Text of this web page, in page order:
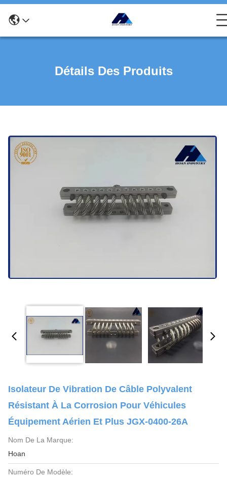
Détails Des Produits
Isolateur De Vibration De Câble Polyvalent
Résistant À La Corrosion Pour Véhicules
Équipement Aérien Et Plus JGX-0400-26A
Nom De La Marque:
Hoan
Numéro De Modèle: